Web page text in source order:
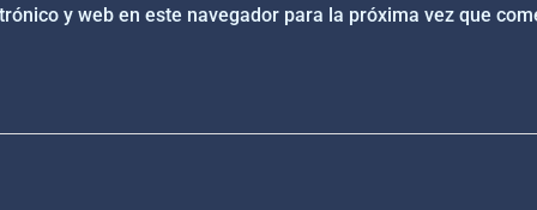
y web en este navegador para la próxima vez que